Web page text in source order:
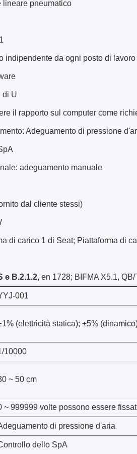
lineare pneumatico
indipendente da ogni posto di lavoro
di U
il rapporto sul computer come
Adeguamento di pressione
adeguamento manuale
dal cliente stessi)
di carico 1 di Seat; Piattaforma di
e B.2.1.2, en 1728; BIFMA X5.1,
001
(elettricità statica); ±5%
10000
~ 50 cm
~ 999999 volte possono essere
di pressione d'aria
dello SpA